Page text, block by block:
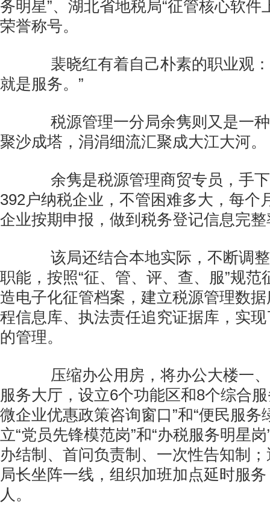
务明星”、湖北省地税局“征管核心软件
荣誉称号。
裴晓红有着自己朴素的职业观：“
就是服务。”
税源管理一分局余隽则又是一种
聚沙成塔，涓涓细流汇聚成大江大河。
余隽是税源管理商贸专员，手下
392户纳税企业，不管困难多大，每个
企业按期申报，做到税务登记信息完
该局还结合本地实际，不断调整
职能，按照“征、管、评、查、服”规范
造电子化征管档案，建立税源管理数
程信息库、执法责任追究证据库，实
的管理。
压缩办公用房，将办公大楼一、
服务大厅，设立6个功能区和8个综合
微企业优惠政策咨询窗口”和“便民服务
立“党员先锋模范岗”和“办税服务明星
办结制、首问负责制、一次性告知制
局长坐阵一线，组织加班加点延时服
人。